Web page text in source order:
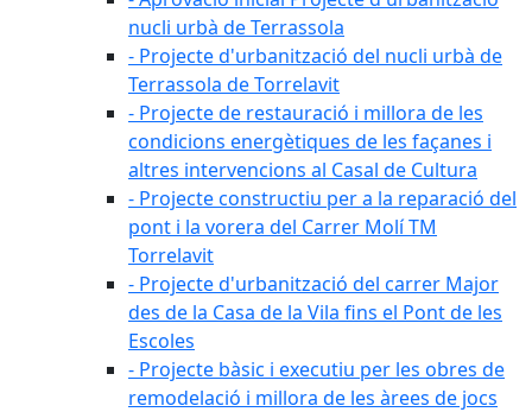
nucli urbà de Terrassola
- Projecte d'urbanització del nucli urbà de
Terrassola de Torrelavit
- Projecte de restauració i millora de les
condicions energètiques de les façanes i
altres intervencions al Casal de Cultura
- Projecte constructiu per a la reparació del
pont i la vorera del Carrer Molí TM
Torrelavit
- Projecte d'urbanització del carrer Major
des de la Casa de la Vila fins el Pont de les
Escoles
- Projecte bàsic i executiu per les obres de
remodelació i millora de les àrees de jocs